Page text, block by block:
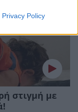
Privacy Policy
στιγμή με